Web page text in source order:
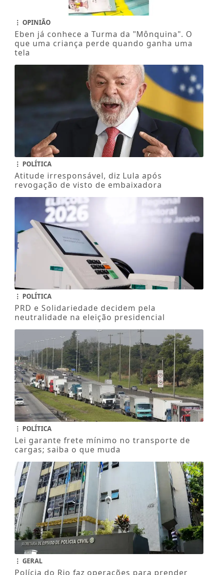
OPINIÃO
Eben já conhece a Turma da "Mônquina". O
que uma criança perde quando ganha uma
tela
POLÍTICA
Atitude irresponsável, diz Lula após
revogação de visto de embaixadora
POLÍTICA
PRD e Solidariedade decidem pela
neutralidade na eleição presidencial
POLÍTICA
Lei garante frete mínimo no transporte de
cargas; saiba o que muda
GERAL
Polícia do Rio faz operações para prender